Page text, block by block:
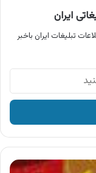
ایران
تبلیغات ایران باخبر